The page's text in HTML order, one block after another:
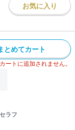
お気に入り
とめてカート
トに追加されません。
ラフ